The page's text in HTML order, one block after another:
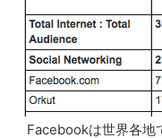
Facebookは世界各地